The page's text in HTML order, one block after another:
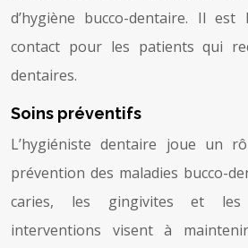
d’hygiène bucco-dentaire. Il
contact pour les patients qui
dentaires.
Soins préventifs
L’hygiéniste dentaire joue un
prévention des maladies bucco-
caries, les gingivites et les
interventions visent à